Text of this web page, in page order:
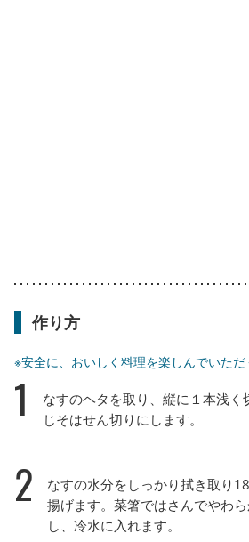
作り方
※安全に、おいしく料理を楽しんでいただ
1
なすのヘタを取り、縦に１本浅
じそはせん切りにします。
2
なすの水分をしっかり拭き取り
揚げます。菜箸ではさんでやわ
し、冷水に入れます。